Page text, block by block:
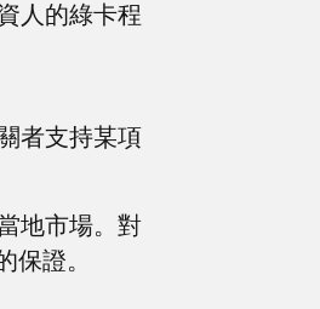
人的綠卡程
者支持某項
地市場。對
證。